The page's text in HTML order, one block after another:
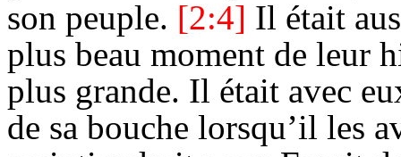
son peuple. [2:4] Il était
plus beau moment de leur
plus grande. Il était avec
de sa bouche lorsqu’il les